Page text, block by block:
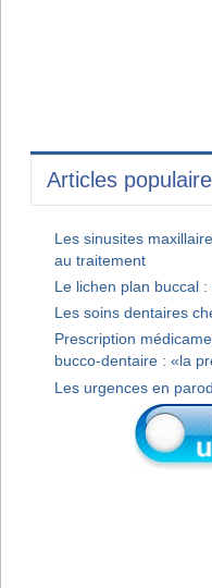
Articles
Les sinusites
au traitement
Le lichen plan buccal
Les soins dentaires
Prescription
bucco-dentaire : «la
Les urgences en